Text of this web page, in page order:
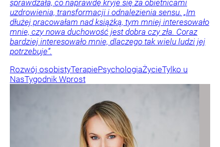
sprawdzała, co naprawdę kryje się za obietnicami
uzdrowienia, transformacji i odnalezienia sensu. „Im
dłużej pracowałam nad książką, tym mniej interesowało
mnie, czy nowa duchowość jest dobra czy zła. Coraz
bardziej interesowało mnie, dlaczego tak wielu ludzi jej
potrzebuje”.
Rozwój osobistyTerapiePsychologiaŻycieTylko u
NasTygodnik Wprost